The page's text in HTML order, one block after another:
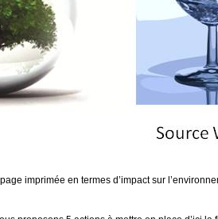
imprimée en termes d’impact sur